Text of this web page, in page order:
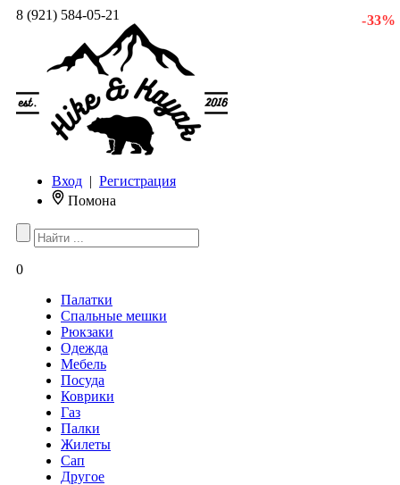
8 (921) 584-05-21
Вход | Регистрация
Помона
0
Палатки
Спальные мешки
Рюкзаки
Одежда
Мебель
Посуда
Коврики
Газ
Палки
Жилеты
Сап
Другое
- 33 %